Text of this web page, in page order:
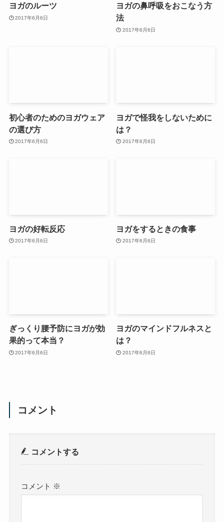
ヨガのルーツ
2017年6月6日
ヨガの鼻呼吸をおこなう方
法
2017年6月6日
初心者のためのヨガウェア
の選び方
2017年6月6日
ヨガで怪我をしないために
は？
2017年6月6日
ヨガの好転反応
2017年6月6日
ヨガをするときの食事
2017年6月6日
ぎっくり腰予防にヨガが効
果的って本当？
2017年6月6日
ヨガのマインドフルネスと
は？
2017年6月6日
コメント
コメントする
コメント ※